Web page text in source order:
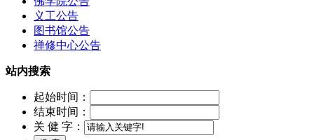
义工公告
图书馆公告
禅修中心公告
站内搜索
起始时间：
结束时间：
关 健 字：